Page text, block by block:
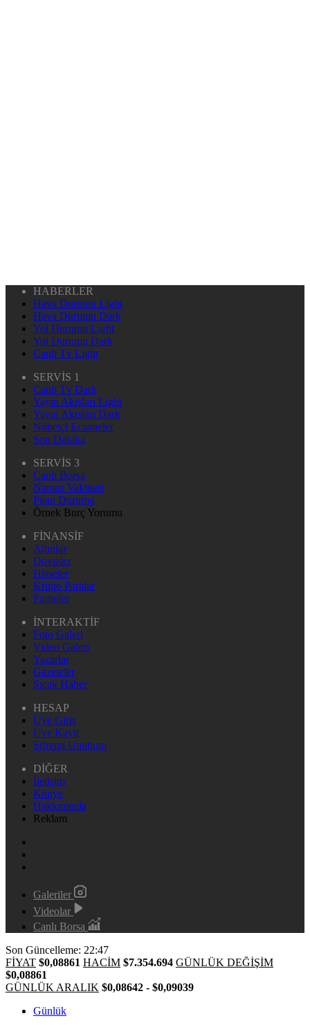
HABERLER
Hava Durumu Light
Hava Durumu Dark
Yol Durumu Light
Yol Durumu Dark
Canlı Tv Light
SERVİS 1
Canlı Tv Dark
Yayın Akışları Light
Yayın Akışları Dark
Nöbetçi Eczaneler
Son Dakika
SERVİS 3
Canlı Borsa
Namaz Vakitleri
Puan Durumu
Örnek Burç Yorumu
FİNANSİF
Altınlar
Dövizler
Hisseler
Kripto Paralar
Pariteler
İNTERAKTİF
Foto Galeri
Video Galeri
Yazarlar
Gazeteler
Sıcak Haber
HESAP
Üye Giriş
Üye Kayıt
Şifremi Unuttum
DİĞER
İletişim
Künye
Hakkımızda
Reklam
Galeriler
Videolar
Canlı Borsa
Son Güncelleme: 22:47
FİYAT $0,08861 HACİM $7.354.694 GÜNLÜK DEĞİŞİM
$0,08861
GÜNLÜK ARALIK $0,08642 - $0,09039
Günlük